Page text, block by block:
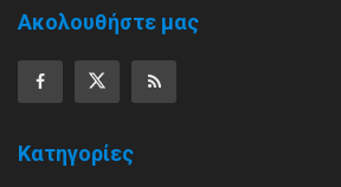
Ακολουθήστε μας
Κατηγορίες